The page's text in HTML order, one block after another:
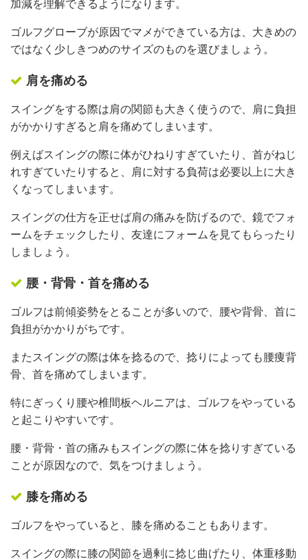
加減を理解できるようになります。
ゴルフグローブが原因でマメができている方は、大きめの
ではなく少しきつめのサイズのものを選びましょう。
肩を痛める
スイングをする際は肩の関節も大きく使うので、肩に負担
がかかりすぎると肩を痛めてしまいます。
例えばスイングの際に体がひねりすぎていたり、首がねじ
れすぎていたりすると、肩に対する負荷は必要以上に大き
くなってしまいます。
スイングの仕方を正せば肩の痛みを防げるので、鏡でフォ
ームをチェックしたり、友達にフォームを見てもらったり
しましょう。
腰・背骨・首を痛める
ゴルフは前傾姿勢をとることが多いので、腰や背骨、首に
負担がかかりがちです。
またスイングの際は体を捻るので、捻りによっても腰痩背
骨、首を痛めてしまいます。
特にぎっくり腰や椎間板ヘルニアは、ゴルフをやっている
と起こりやすいです。
腰・背骨・首の痛みもスイングの際に体を捻りすぎている
ことが原因なので、気をつけましょう。
膝を痛める
ゴルフをやっていると、膝を痛めることもあります。
スイングの際に膝の関節を過剰に捻じ曲げたり、体重移動